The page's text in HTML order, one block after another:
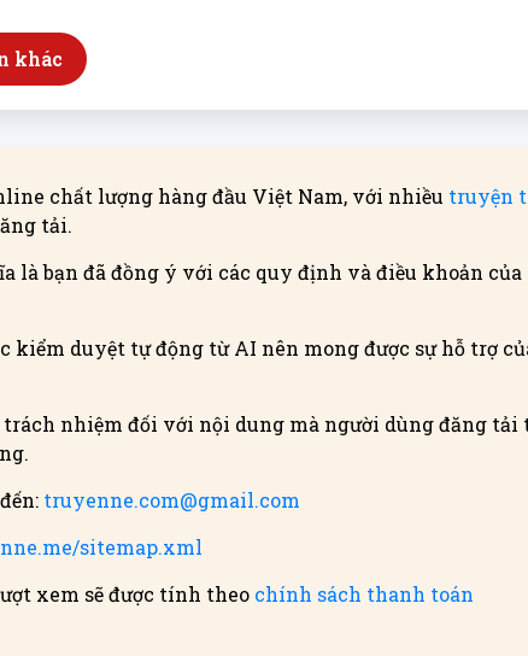
khác
chất lượng hàng đầu Việt Nam, với nhiều truyện
tải.
là bạn đã đồng ý với các quy định và điều khoản
kiểm duyệt tự động từ AI nên mong được sự hỗ trợ
nhiệm đối với nội dung mà người dùng đăng
truyenne.com@gmail.com
sitemap.xml
xem sẽ được tính theo chính sách thanh toán